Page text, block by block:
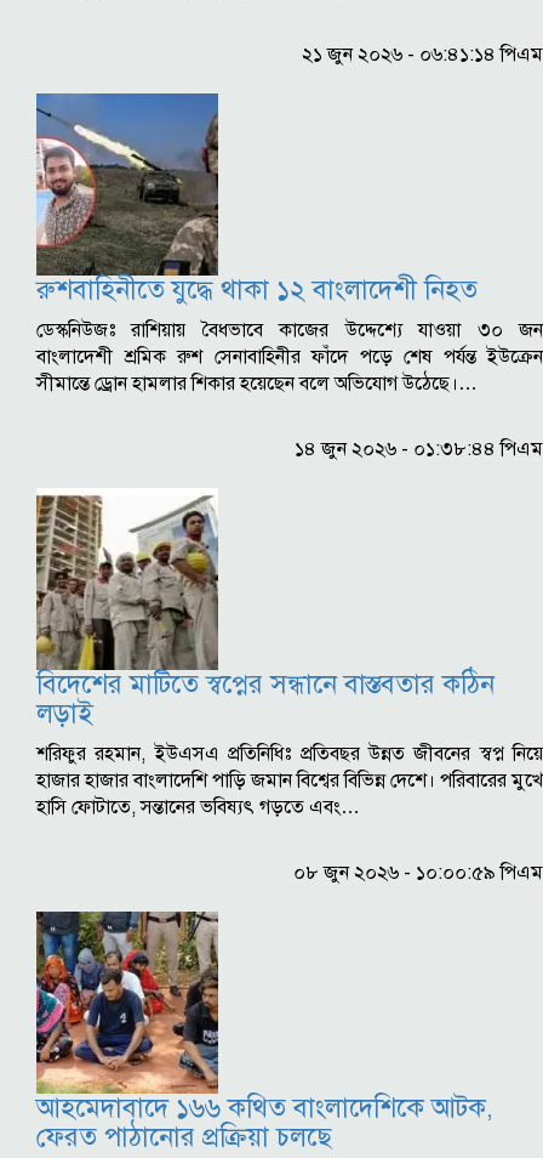
২১ জুন ২০২৬ - ০৬:৪১:১৪ পিএম
রুশবাহিনীতে যুদ্ধে থাকা ১২ বাংলাদেশী নিহত
ডেস্কনিউজঃ রাশিয়ায় বৈধভাবে কাজের উদ্দেশ্যে যাওয়া ৩০ জন
বাংলাদেশী শ্রমিক রুশ সেনাবাহিনীর ফাঁদে পড়ে শেষ পর্যন্ত ইউক্রেন
সীমান্তে ড্রোন হামলার শিকার হয়েছেন বলে অভিযোগ উঠেছে।…
১৪ জুন ২০২৬ - ০১:৩৮:৪৪ পিএম
বিদেশের মাটিতে স্বপ্নের সন্ধানে বাস্তবতার কঠিন
লড়াই
শরিফুর রহমান, ইউএসএ প্রতিনিধিঃ প্রতিবছর উন্নত জীবনের স্বপ্ন নিয়ে
হাজার হাজার বাংলাদেশি পাড়ি জমান বিশ্বের বিভিন্ন দেশে। পরিবারের মুখে
হাসি ফোটাতে, সন্তানের ভবিষ্যৎ গড়তে এবং…
০৮ জুন ২০২৬ - ১০:০০:৫৯ পিএম
আহমেদাবাদে ১৬৬ কথিত বাংলাদেশিকে আটক,
ফেরত পাঠানোর প্রক্রিয়া চলছে